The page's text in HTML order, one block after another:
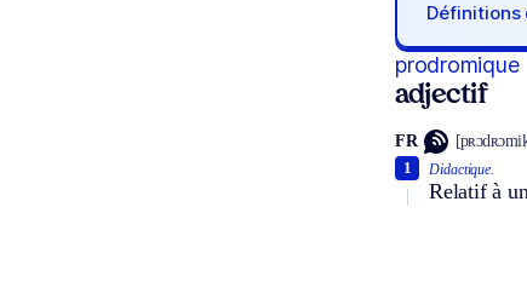
Définitions
prodromique
adjectif
FR
Didactique.
Relatif à
1